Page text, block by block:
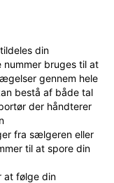
din
bruges til at
gennem hele
bestå af både tal
der håndterer
fra sælgeren eller
til at spore din
at følge din